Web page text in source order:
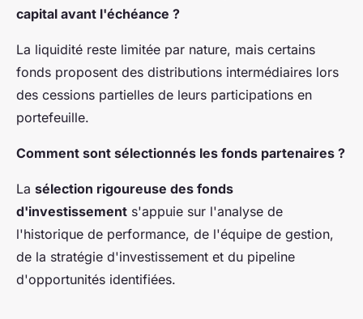
capital avant l'échéance ?
La liquidité reste limitée par nature, mais certains
fonds proposent des distributions intermédiaires lors
des cessions partielles de leurs participations en
portefeuille.
Comment sont sélectionnés les fonds partenaires ?
La sélection rigoureuse des fonds
d'investissement s'appuie sur l'analyse de
l'historique de performance, de l'équipe de gestion,
de la stratégie d'investissement et du pipeline
d'opportunités identifiées.